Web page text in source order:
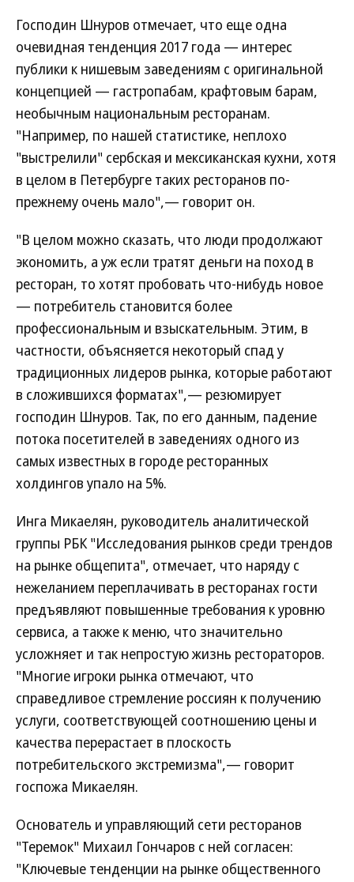
Господин Шнуров отмечает, что еще одна
очевидная тенденция 2017 года — интерес
публики к нишевым заведениям с оригинальной
концепцией — гастропабам, крафтовым барам,
необычным национальным ресторанам.
"Например, по нашей статистике, неплохо
"выстрелили" сербская и мексиканская кухни, хотя
в целом в Петербурге таких ресторанов по-
прежнему очень мало",— говорит он.
"В целом можно сказать, что люди продолжают
экономить, а уж если тратят деньги на поход в
ресторан, то хотят пробовать что-нибудь новое
— потребитель становится более
профессиональным и взыскательным. Этим, в
частности, объясняется некоторый спад у
традиционных лидеров рынка, которые работают
в сложившихся форматах",— резюмирует
господин Шнуров. Так, по его данным, падение
потока посетителей в заведениях одного из
самых известных в городе ресторанных
холдингов упало на 5%.
Инга Микаелян, руководитель аналитической
группы РБК "Исследования рынков среди трендов
на рынке общепита", отмечает, что наряду с
нежеланием переплачивать в ресторанах гости
предъявляют повышенные требования к уровню
сервиса, а также к меню, что значительно
усложняет и так непростую жизнь рестораторов.
"Многие игроки рынка отмечают, что
справедливое стремление россиян к получению
услуги, соответствующей соотношению цены и
качества перерастает в плоскость
потребительского экстремизма",— говорит
госпожа Микаелян.
Основатель и управляющий сети ресторанов
"Теремок" Михаил Гончаров с ней согласен:
"Ключевые тенденции на рынке общественного